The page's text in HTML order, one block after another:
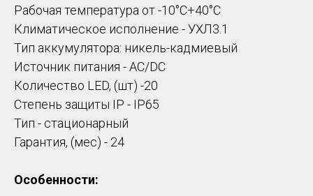
Рабочая температура от -10°C+40°C
Климатическое исполнение - УХЛ3.1
Тип аккумулятора: никель-кадмиевый
Источник питания - AC/DC
Количество LED, (шт) -20
Степень защиты IP - IP65
Тип - стационарный
Гарантия, (мес) - 24
Особенности: